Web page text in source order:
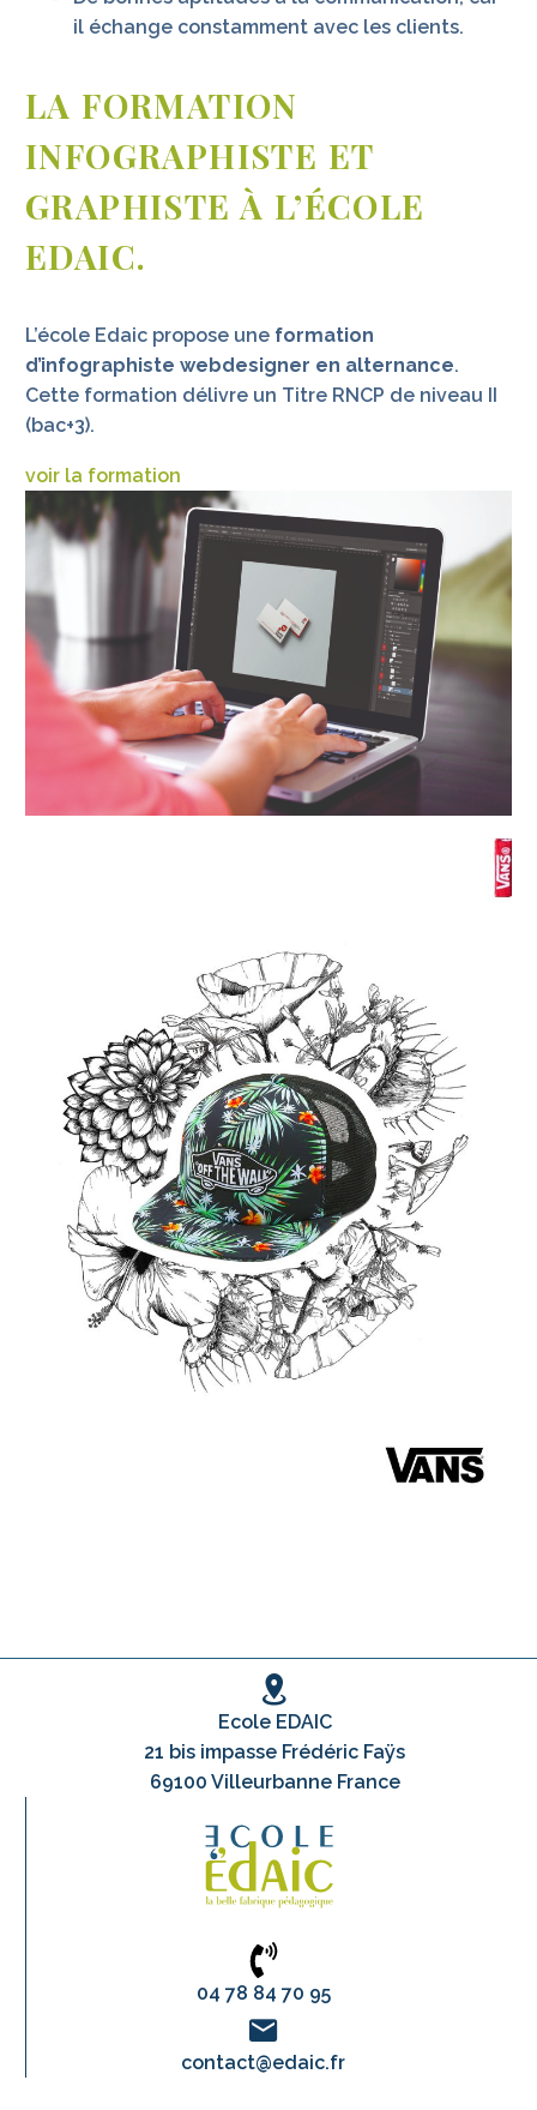
il échange constamment avec les clients.
LA FORMATION
INFOGRAPHISTE ET
GRAPHISTE À L’ÉCOLE
EDAIC.
L’école Edaic propose une formation
d’infographiste webdesigner en alternance.
Cette formation délivre un Titre RNCP de niveau II
(bac+3).
voir la formation
Ecole EDAIC
21 bis impasse Frédéric Faÿs
69100 Villeurbanne France
04 78 84 70 95
contact@edaic.fr